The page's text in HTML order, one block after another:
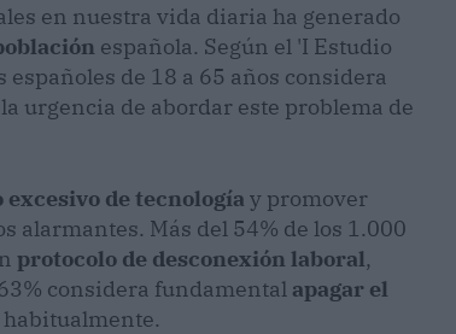
en nuestra vida diaria ha generado
española. Según el 'I Estudio
de 18 a 65 años considera
urgencia de abordar este problema de
excesivo de tecnología y promover
alarmantes. Más del 54% de los 1.000
protocolo de desconexión laboral,
considera fundamental apagar el
habitualmente.